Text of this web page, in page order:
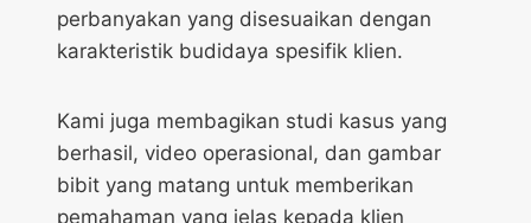
perbanyakan yang disesuaikan dengan
karakteristik budidaya spesifik klien.
Kami juga membagikan studi kasus yang
berhasil, video operasional, dan gambar
bibit yang matang untuk memberikan
pemahaman yang jelas kepada klien